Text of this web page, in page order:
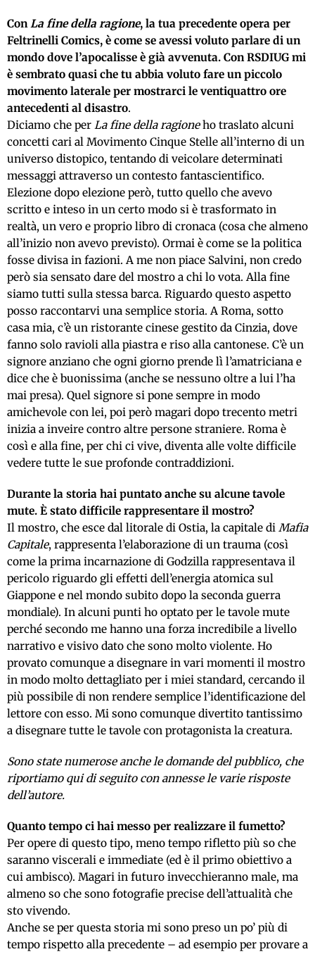
ConLa fine della ragione, la tua precedente opera per
Feltrinelli Comics, è come se avessi voluto parlare di un
mondo dove l’apocalisse è già avvenuta. Con RSDIUG mi
è sembrato quasi che tu abbia voluto fare un piccolo
movimento laterale per mostrarci le ventiquattro ore
antecedenti al disastro.
Diciamo che per La fine della ragioneho traslato alcuni
concetti cari al Movimento Cinque Stelle all’interno di un
universo distopico, tentando di veicolare determinati
messaggi attraverso un contesto fantascientifico.
Elezione dopo elezione però, tutto quello che avevo
scritto e inteso in un certo modo si è trasformato in
realtà, un vero e proprio libro di cronaca (cosa che almeno
all’inizio non avevo previsto). Ormai è come se la politica
fosse divisa in fazioni. A me non piace Salvini, non credo
però sia sensato dare del mostro a chi lo vota. Alla fine
siamo tutti sulla stessa barca. Riguardo questo aspetto
posso raccontarvi una semplice storia. A Roma, sotto
casa mia, c’è un ristorante cinese gestito da Cinzia, dove
fanno solo ravioli alla piastra e riso alla cantonese. C’è un
signore anziano che ogni giorno prende lì l’amatriciana e
dice che è buonissima (anche se nessuno oltre a lui l’ha
mai presa). Quel signore si pone sempre in modo
amichevole con lei, poi però magari dopo trecento metri
inizia a inveire contro altre persone straniere. Roma è
così e alla fine, per chi ci vive, diventa alle volte difficile
vedere tutte le sue profonde contraddizioni.
Durante la storia hai puntato anche su alcune tavole
mute. È stato difficile rappresentare il mostro?
Il mostro, che esce dal litorale di Ostia, la capitale di Mafia
Capitale, rappresenta l’elaborazione di un trauma (così
come la prima incarnazione di Godzilla rappresentava il
pericolo riguardo gli effetti dell’energia atomica sul
Giappone e nel mondo subito dopo la seconda guerra
mondiale). In alcuni punti ho optato per le tavole mute
perché secondo me hanno una forza incredibile a livello
narrativo e visivo dato che sono molto violente. Ho
provato comunque a disegnare in vari momenti il mostro
in modo molto dettagliato per i miei standard, cercando il
più possibile di non rendere semplice l’identificazione del
lettore con esso. Mi sono comunque divertito tantissimo
a disegnare tutte le tavole con protagonista la creatura.
Sono state numerose anche le domande del pubblico, che
riportiamo qui di seguito con annesse le varie risposte
dell’autore.
Quanto tempo ci hai messo per realizzare il fumetto?
Per opere di questo tipo, meno tempo rifletto più so che
saranno viscerali e immediate (ed è il primo obiettivo a
cui ambisco). Magari in futuro invecchieranno male, ma
almeno so che sono fotografie precise dell’attualità che
sto vivendo.
Anche se per questa storia mi sono preso un po’ più di
tempo rispetto alla precedente – ad esempio per provare a